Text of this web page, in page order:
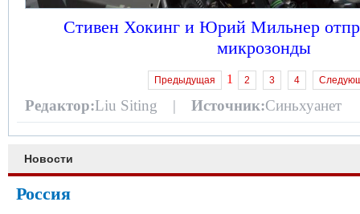
Стивен Хокинг и Юрий Мильнер
микрозонды
Предыдущая 1 2 3 4
Редактор:Liu Siting | Источник:Синьхуанет
Новости
Россия